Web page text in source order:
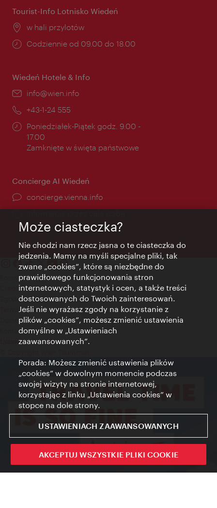
Tourist-Info Lotnisko Wiedeń
Miejsce:
w hali przylotów
Godziny
Codziennie od 09.00 do 18.00
Wiedeń Hotele & Info
E-
info@wien.info
Telefon:
+43-1-24 555
Godziny
otwarcia:
Poniedziałek-Piątek godz. 9.00 -
17.00
Zamknięte w święta państwowe
Concierge AI Wiedeń
concierge.vienna.info
Kontakt
Credits
Zgoda na przetwarzanie danych osobowych
Terms of Use
Dostępność
Kontakt prasowy
Ustawienia cookies
Może ciasteczka?
Nie chodzi nam rzecz jasna o te ciasteczka do
jedzenia. Mamy na myśli specjalne pliki, tak
zwane „cookies”, które są niezbędne do
prawidłowego funkcjonowania stron
internetowych, statystyk i ocen, a także treści
dostosowanych do Twoich zainteresowań.
Jeśli nie wyrażasz zgody na korzystanie z
plików „cookies”, możesz zmienić ustawienia
domyślne w „Ustawieniach
zaawansowanych”.
Porada: Możesz zmienić ustawienia plików
„cookies” w dowolnym momencie podczas
swojej wizyty na stronie internetowej,
korzystając z linku „Ustawienia cookies” w
stopce na dole strony.
USTAWIENIACH ZAAWANSOWANYCH
AKCEPTUJ WSZYSTKIE PLIKI COOKIE